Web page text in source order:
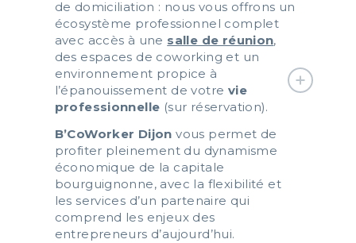
de domiciliation : nous vous offrons un
écosystème professionnel complet
avec accès à une salle de réunion,
des espaces de coworking et un
environnement propice à
l’épanouissement de votre vie
professionnelle (sur réservation).
B’CoWorker Dijon vous permet de
profiter pleinement du dynamisme
économique de la capitale
bourguignonne, avec la flexibilité et
les services d’un partenaire qui
comprend les enjeux des
entrepreneurs d’aujourd’hui.